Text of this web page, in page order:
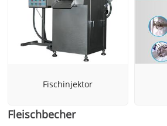
Fischinjektor
Fleischbecher